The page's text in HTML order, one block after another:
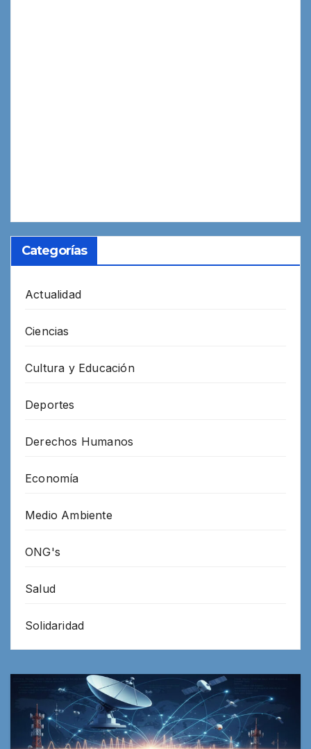
Categorías
Actualidad
Ciencias
Cultura y Educación
Deportes
Derechos Humanos
Economía
Medio Ambiente
ONG's
Salud
Solidaridad